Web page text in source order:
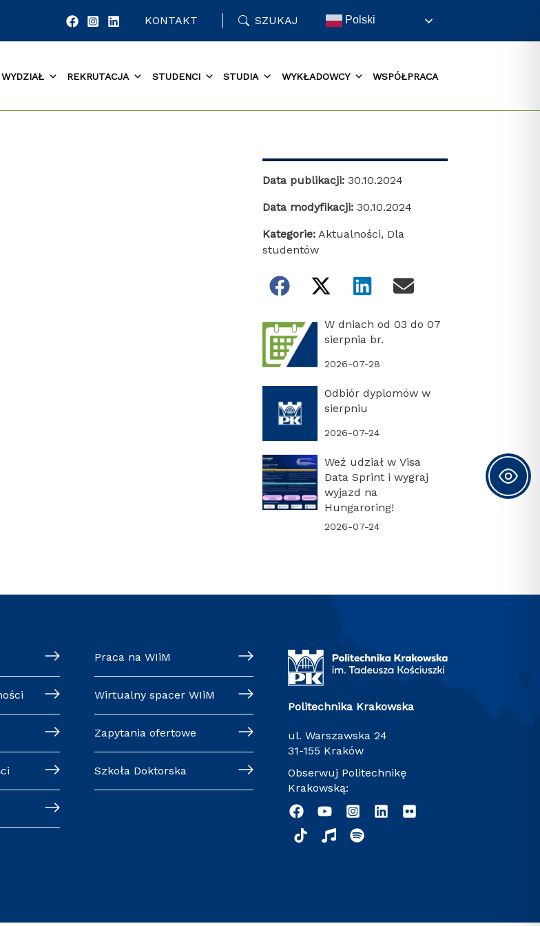
KONTAKT SZUKAJ Polski
WYDZIAŁ REKRUTACJA STUDENCI STUDIA WYKŁADOWCY WSPÓŁPRACA
Data publikacji: 30.10.2024
Data modyfikacji: 30.10.2024
Kategorie: Aktualności, Dla
studentów
W dniach od 03 do 07
sierpnia br.
2026-07-28
Odbiór dyplomów w
sierpniu
2026-07-24
Weź udział w Visa
Data Sprint i wygraj
wyjazd na
Hungaroring!
2026-07-24
Praca na WIiM
Wirtualny spacer WIiM
Zapytania ofertowe
Szkoła Doktorska
Politechnika Krakowska
ul. Warszawska 24
31-155 Kraków
Obserwuj Politechnikę
Krakowską: